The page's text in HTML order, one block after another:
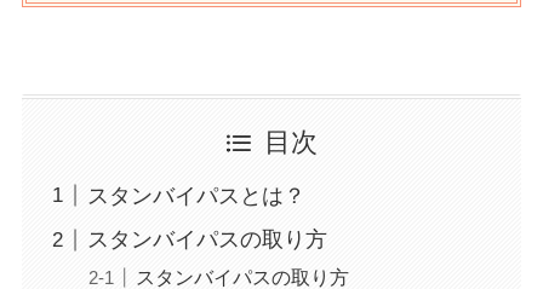
目次
スタンバイパスとは？
スタンバイパスの取り方
スタンバイパスの取り方